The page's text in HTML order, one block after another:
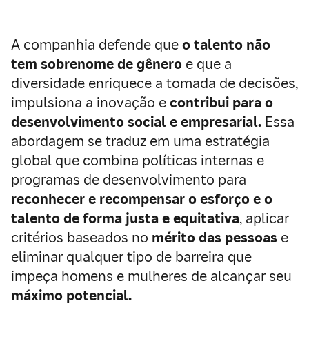
A companhia defende queo talento não
tem sobrenome de gênero e que a
diversidade enriquece a tomada de decisões,
impulsiona a inovação econtribui para o
desenvolvimento social e empresarial. Essa
abordagem se traduz em uma estratégia
global que combina políticas internas e
programas de desenvolvimento para
reconhecer e recompensar o esforço e o
talento de forma justa e equitativa, aplicar
critérios baseados no mérito das pessoas e
eliminar qualquer tipo de barreira que
impeça homens e mulheres de alcançar seu
máximo potencial.